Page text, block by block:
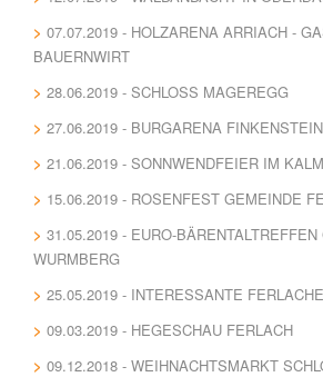
07.07.2019 - HOLZARENA ARRIACH -
BAUERNWIRT
28.06.2019 - SCHLOSS MAGEREGG
27.06.2019 - BURGARENA FINKENSTEIN
21.06.2019 - SONNWENDFEIER IM
15.06.2019 - ROSENFEST GEMEINDE
31.05.2019 - EURO-
WURMBERG
25.05.2019 - INTERESSANTE
09.03.2019 - HEGESCHAU FERLACH
09.12.2018 - WEIHNACHTSMARKT